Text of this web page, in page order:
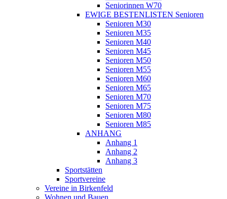
Seniorinnen W70
EWIGE BESTENLISTEN Senioren
Senioren M30
Senioren M35
Senioren M40
Senioren M45
Senioren M50
Senioren M55
Senioren M60
Senioren M65
Senioren M70
Senioren M75
Senioren M80
Senioren M85
ANHANG
Anhang 1
Anhang 2
Anhang 3
Sportstätten
Sportvereine
Vereine in Birkenfeld
Wohnen und Bauen